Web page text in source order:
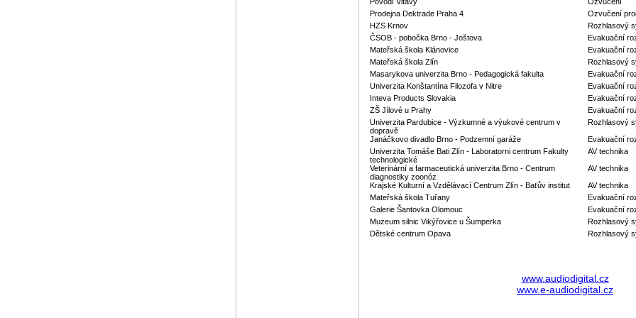
Prodejna Dektrade Praha 4
Ozvučení
HZS Krnov
Rozhlasový
ČSOB - pobočka Brno - Joštova
Evakuační
Mateřská škola Klánovice
Evakuační
Mateřská škola Zlín
Rozhlasový
Masarykova univerzita Brno - Pedagogická fakulta
Evakuační
Univerzita Konštantína Filozofa v Nitre
Evakuační
Inteva Products Slovakia
Evakuační
ZŠ Jílové u Prahy
Evakuační
Univerzita Pardubice - Výzkumné a výukové centrum v
dopravě
Rozhlasový
Janáčkovo divadlo Brno - Podzemní garáže
Evakuační
Univerzita Tomáše Bati Zlín - Laboratorni centrum Fakulty
technologické
AV technika
Veterinární a farmaceutická univerzita Brno - Centrum
diagnostiky zoonóz
AV technika
Krajské Kulturní a Vzdělávací Centrum Zlín - Baťův institut
AV technika
Mateřská škola Tuřany
Evakuační
Galerie Šantovka Olomouc
Evakuační
Muzeum silnic Vikýřovice u Šumperka
Rozhlasový
Dětské centrum Opava
Rozhlasový
www.audiodigital.cz
www.e-audiodigital.cz